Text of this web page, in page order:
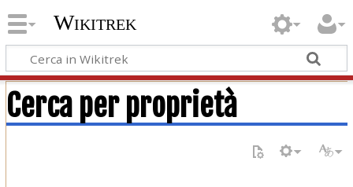
Wikitrek
Cerca per proprietà